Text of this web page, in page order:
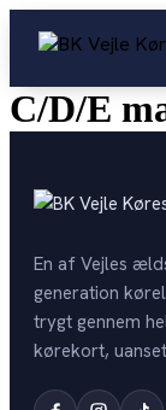
Arabisk
Driving License
Generhverv
Trailer
Prisliste
English-prices
Digital
C/D/E
En af Vejles
generation
trygt gennem
kørekort,